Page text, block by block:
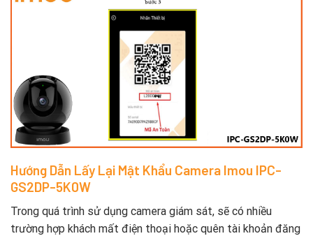
Hướng Dẫn Lấy Lại Mật Khẩu Camera Imou IPC-
GS2DP-5K0W
Trong quá trình sử dụng camera giám sát, sẽ có nhiều
trường hợp khách mất điện thoại hoặc quên tài khoản đăng